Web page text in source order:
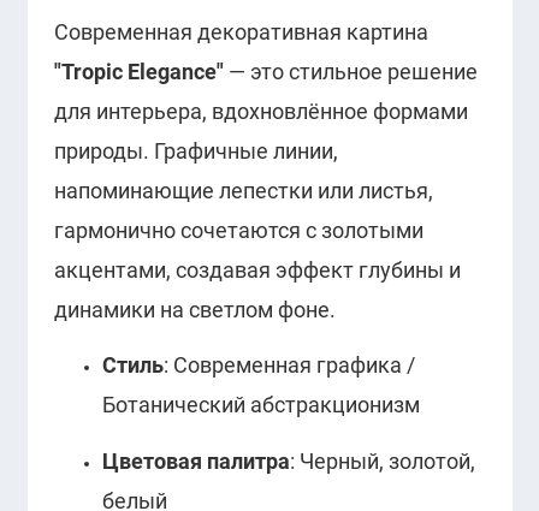
Современная декоративная картина
"Tropic Elegance" — это стильное решение
для интерьера, вдохновлённое формами
природы. Графичные линии,
напоминающие лепестки или листья,
гармонично сочетаются с золотыми
акцентами, создавая эффект глубины и
динамики на светлом фоне.
Стиль: Современная графика /
Ботанический абстракционизм
Цветовая палитра: Черный, золотой,
белый